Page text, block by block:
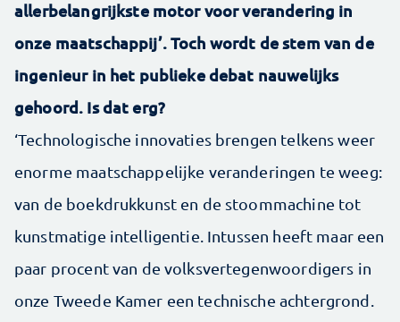
allerbelangrijkste motor voor verandering in
onze maatschappij’. Toch wordt de stem van de
ingenieur in het publieke debat nauwelijks
gehoord. Is dat erg?
‘Technologische innovaties brengen telkens weer
enorme maatschappelijke veranderingen te weeg:
van de boekdrukkunst en de stoommachine tot
kunstmatige intelligentie. Intussen heeft maar een
paar procent van de volksvertegenwoordigers in
onze Tweede Kamer een technische achtergrond.